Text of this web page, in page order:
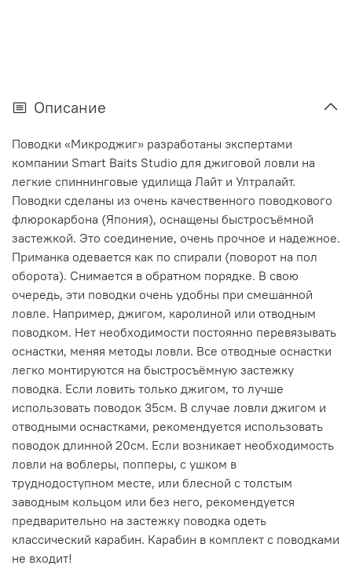
Описание
Поводки «Микроджиг» разработаны экспертами
компании Smart Baits Studio для джиговой ловли на
легкие спиннинговые удилища Лайт и Ултралайт.
Поводки сделаны из очень качественного поводкового
флюрокарбона (Япония), оснащены быстросъёмной
застежкой. Это соединение, очень прочное и надежное.
Приманка одевается как по спирали (поворот на пол
оборота). Снимается в обратном порядке. В свою
очередь, эти поводки очень удобны при смешанной
ловле. Например, джигом, каролиной или отводным
поводком. Нет необходимости постоянно перевязывать
оснастки, меняя методы ловли. Все отводные оснастки
легко монтируются на быстросъёмную застежку
поводка. Если ловить только джигом, то лучше
использовать поводок 35см. В случае ловли джигом и
отводными оснастками, рекомендуется использовать
поводок длинной 20см. Если возникает необходимость
ловли на воблеры, попперы, с ушком в
труднодоступном месте, или блесной с толстым
заводным кольцом или без него, рекомендуется
предварительно на застежку поводка одеть
классический карабин. Карабин в комплект с поводками
не входит!